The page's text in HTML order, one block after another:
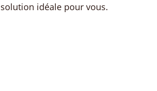
solution idéale pour vous.